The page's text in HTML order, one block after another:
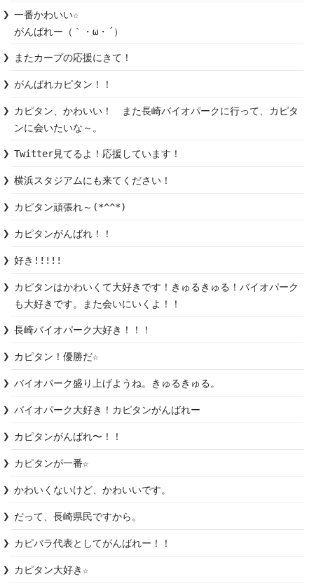
一番かわいい☆
がんばれー（｀・ω・´）
またカープの応援にきて！
がんばれカピタン！！
カピタン、かわいい！　また長崎バイオパークに行って、カピタ
ンに会いたいな～。
Twitter見てるよ！応援しています！
横浜スタジアムにも来てください！
カピタン頑張れ～(*^^*)
カピタンがんばれ！！
好き!!!!!
カピタンはかわいくて大好きです！きゅるきゅる！バイオパーク
も大好きです。また会いにいくよ！！
長崎バイオパーク大好き！！！
カピタン！優勝だ☆
バイオパーク盛り上げようね。きゅるきゅる。
カピタンがんばれ〜！！
カピタンが一番☆
かわいくないけど、かわいいです。
だって、長崎県民ですから。
カピバラ代表としてがんばれー！！
カピタン大好き☆